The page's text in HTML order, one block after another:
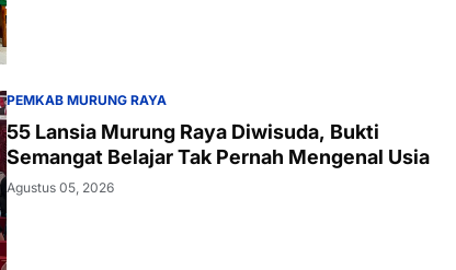
PEMKAB MURUNG RAYA
55 Lansia Murung Raya Diwisuda, Bukti
Semangat Belajar Tak Pernah Mengenal Usia
Agustus 05, 2026